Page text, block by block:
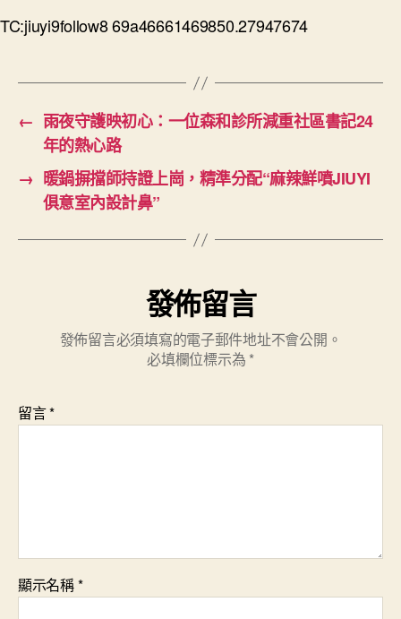
TC:jiuyi9follow8 69a46661469850.27947674
← 雨夜守護映初心：一位森和診所減重社區書記24
年的熱心路
→ 暖鍋摒擋師持證上崗，精準分配“麻辣鮮噴JIUYI
俱意室內設計鼻”
發佈留言
發佈留言必須填寫的電子郵件地址不會公開。
必填欄位標示為 *
留言*
顯示名稱*